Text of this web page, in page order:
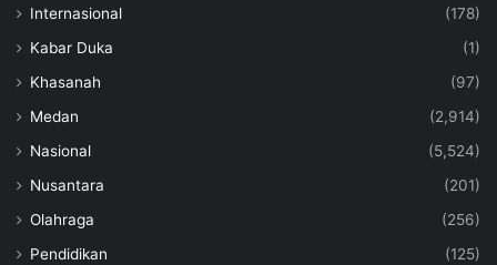
Internasional
(178)
Kabar Duka
(1)
Khasanah
(97)
Medan
(2,914)
Nasional
(5,524)
Nusantara
(201)
Olahraga
(256)
Pendidikan
(125)